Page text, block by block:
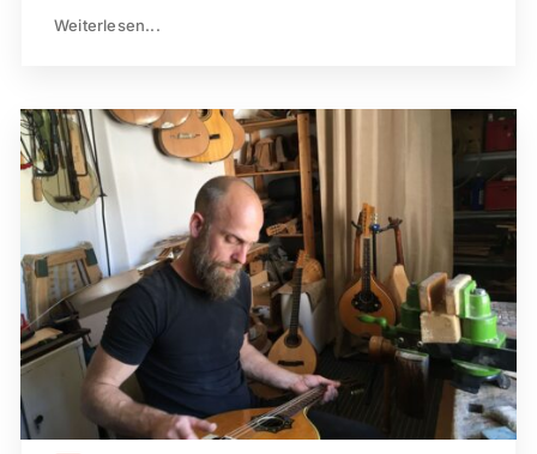
Weiterlesen...